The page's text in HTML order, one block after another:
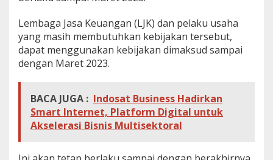
Lembaga Jasa Keuangan (LJK) dan pelaku usaha
yang masih membutuhkan kebijakan tersebut,
dapat menggunakan kebijakan dimaksud sampai
dengan Maret 2023.
BACA JUGA : Indosat Business Hadirkan
Smart Internet, Platform Digital untuk
Akselerasi Bisnis Multisektoral